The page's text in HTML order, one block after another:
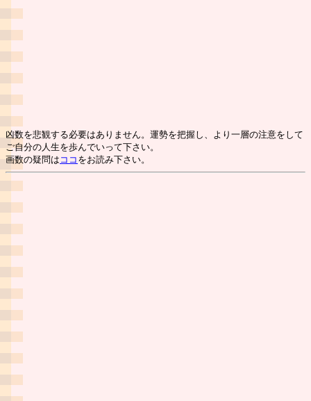
凶数を悲観する必要はありません。運勢を把握し、より一層の注意をして
ご自分の人生を歩んでいって下さい。
画数の疑問は ココ をお読み下さい。